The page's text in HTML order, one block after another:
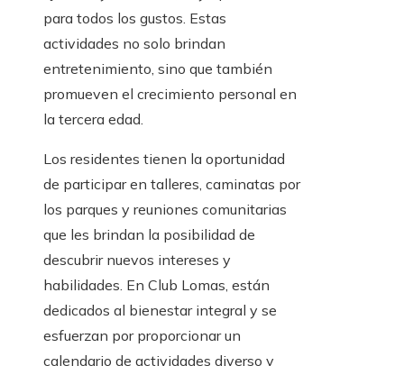
para todos los gustos. Estas
actividades no solo brindan
entretenimiento, sino que también
promueven el crecimiento personal en
la tercera edad.
Los residentes tienen la oportunidad
de participar en talleres, caminatas por
los parques y reuniones comunitarias
que les brindan la posibilidad de
descubrir nuevos intereses y
habilidades. En Club Lomas, están
dedicados al bienestar integral y se
esfuerzan por proporcionar un
calendario de actividades diverso y